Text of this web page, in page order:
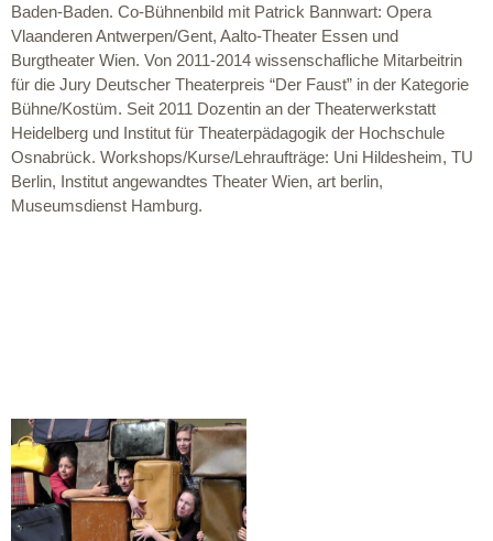
Baden-Baden. Co-Bühnenbild mit Patrick Bannwart: Opera
Vlaanderen Antwerpen/Gent, Aalto-Theater Essen und
Burgtheater Wien. Von 2011-2014 wissenschafliche Mitarbeitrin
für die Jury Deutscher Theaterpreis “Der Faust” in der Kategorie
Bühne/Kostüm. Seit 2011 Dozentin an der Theaterwerkstatt
Heidelberg und Institut für Theaterpädagogik der Hochschule
Osnabrück. Workshops/Kurse/Lehraufträge: Uni Hildesheim, TU
Berlin, Institut angewandtes Theater Wien, art berlin,
Museumsdienst Hamburg.